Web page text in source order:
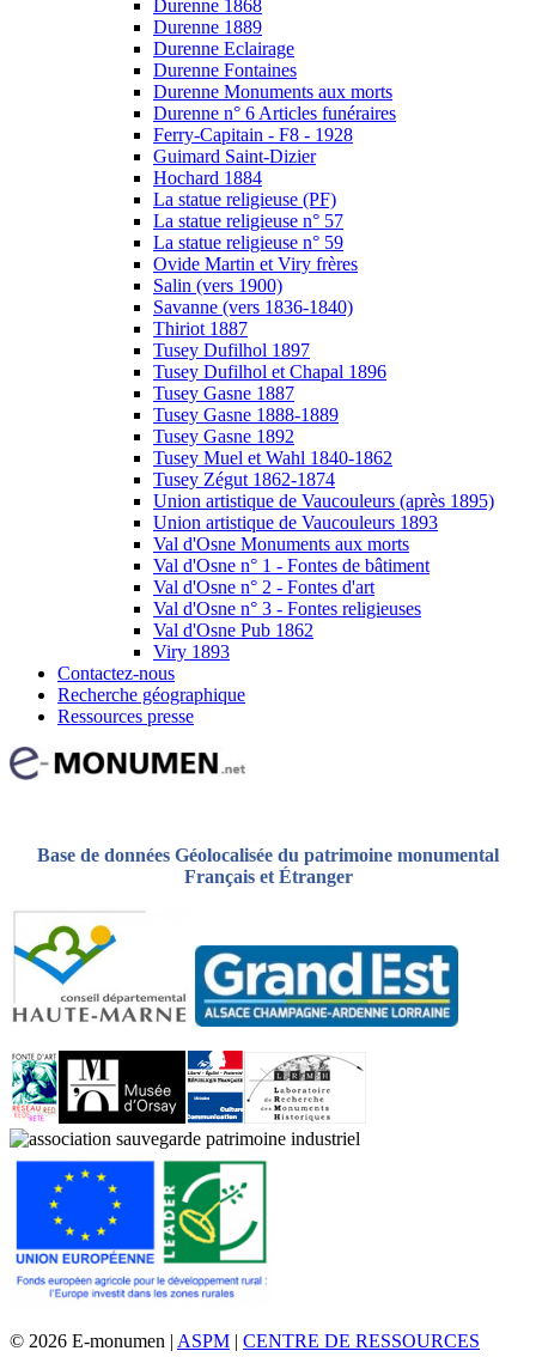
Durenne 1868
Durenne 1889
Durenne Eclairage
Durenne Fontaines
Durenne Monuments aux morts
Durenne n° 6 Articles funéraires
Ferry-Capitain - F8 - 1928
Guimard Saint-Dizier
Hochard 1884
La statue religieuse (PF)
La statue religieuse n° 57
La statue religieuse n° 59
Ovide Martin et Viry frères
Salin (vers 1900)
Savanne (vers 1836-1840)
Thiriot 1887
Tusey Dufilhol 1897
Tusey Dufilhol et Chapal 1896
Tusey Gasne 1887
Tusey Gasne 1888-1889
Tusey Gasne 1892
Tusey Muel et Wahl 1840-1862
Tusey Zégut 1862-1874
Union artistique de Vaucouleurs (après 1895)
Union artistique de Vaucouleurs 1893
Val d'Osne Monuments aux morts
Val d'Osne n° 1 - Fontes de bâtiment
Val d'Osne n° 2 - Fontes d'art
Val d'Osne n° 3 - Fontes religieuses
Val d'Osne Pub 1862
Viry 1893
Contactez-nous
Recherche géographique
Ressources presse
Base de données Géolocalisée du patrimoine monumental
Français et Étranger
© 2026 E-monumen | ASPM | CENTRE DE RESSOURCES